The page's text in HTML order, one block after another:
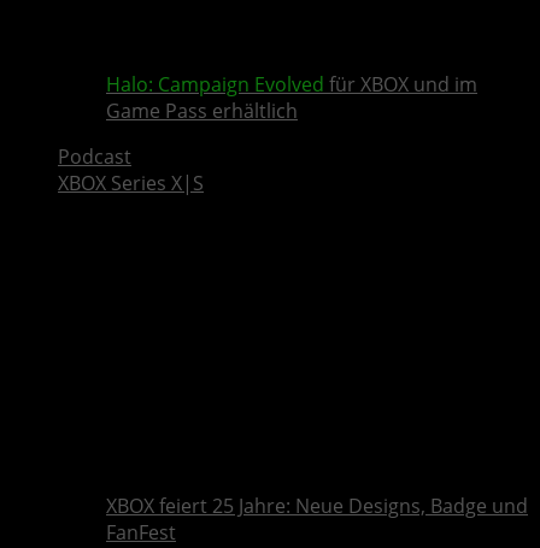
Halo: Campaign Evolved für XBOX und im
Game Pass erhältlich
Podcast
XBOX Series X|S
XBOX feiert 25 Jahre: Neue Designs, Badge und
FanFest